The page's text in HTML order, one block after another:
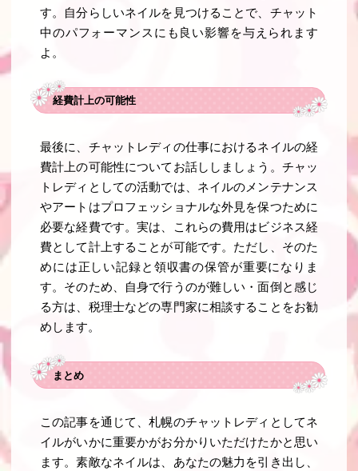
す。自分らしいネイルを見つけることで、チャット
中のパフォーマンスにも良い影響を与えられます
よ。
経費計上の可能性
最後に、チャットレディの仕事におけるネイルの経
費計上の可能性についてお話ししましょう。チャッ
トレディとしての活動では、ネイルのメンテナンス
やアートはプロフェッショナルな外見を保つために
必要な経費です。実は、これらの費用はビジネス経
費として計上することが可能です。ただし、そのた
めには正しい記録と領収書の保管が重要になりま
す。そのため、自身で行うのが難しい・面倒と感じ
る方は、税理士などの専門家に相談することをお勧
めします。
まとめ
この記事を通じて、札幌のチャットレディとしてネ
イルがいかに重要かがお分かりいただけたかと思い
ます。素敵なネイルは、あなたの魅力を引き出し、